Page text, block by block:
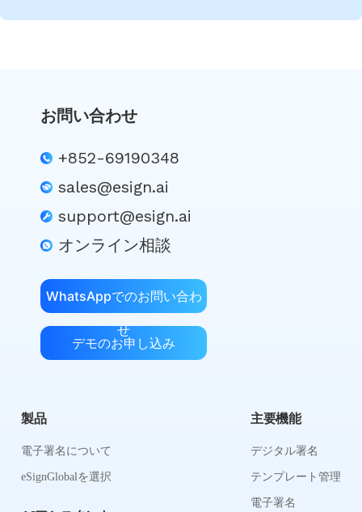
お問い合わせ
+852-69190348
sales@esign.ai
support@esign.ai
オンライン相談
WhatsAppでのお問い合わ
せ
デモのお申し込み
製品
電子署名について
eSignGlobalを選択
主要機能
デジタル署名
テンプレート管理
電子署名